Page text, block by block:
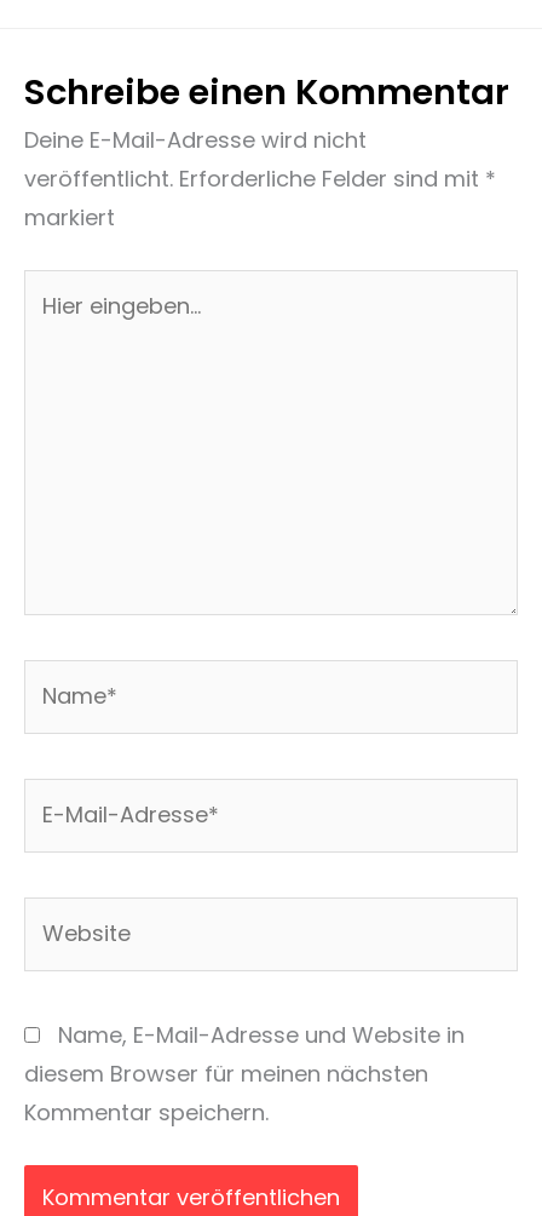
Schreibe einen Kommentar
Deine E-Mail-Adresse wird nicht
veröffentlicht. Erforderliche Felder sind mit *
markiert
eingeben…
Name, E-Mail-Adresse und Website in
diesem Browser für meinen nächsten
Kommentar speichern.